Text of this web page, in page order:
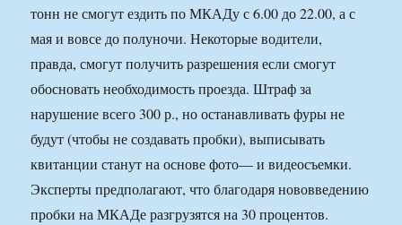
тонн не смогут ездить по МКАДу с 6.00 до 22.00, а с
мая и вовсе до полуночи. Некоторые водители,
правда, смогут получить разрешения если смогут
обосновать необходимость проезда. Штраф за
нарушение всего 300 р., но останавливать фуры не
будут (чтобы не создавать пробки), выписывать
квитанции станут на основе фото— и видеосъемки.
Эксперты предполагают, что благодаря нововведению
пробки на МКАДе разгрузятся на 30 процентов.